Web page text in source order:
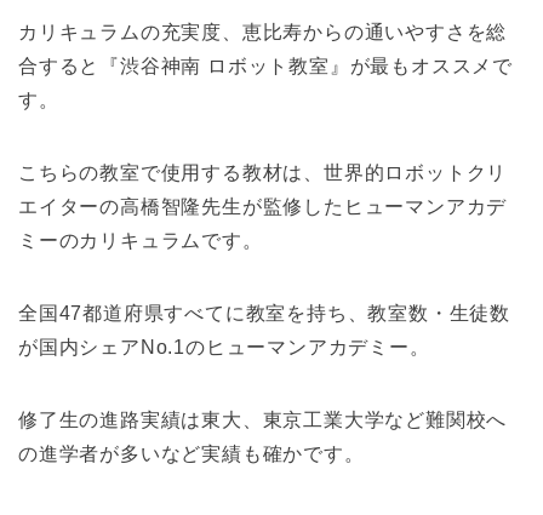
カリキュラムの充実度、恵比寿からの通いやすさを総
合すると『渋谷神南 ロボット教室』が最もオススメで
す。
こちらの教室で使用する教材は、世界的ロボットクリ
エイターの高橋智隆先生が監修したヒューマンアカデ
ミーのカリキュラムです。
全国47都道府県すべてに教室を持ち、教室数・生徒数
が国内シェアNo.1のヒューマンアカデミー。
修了生の進路実績は東大、東京工業大学など難関校へ
の進学者が多いなど実績も確かです。